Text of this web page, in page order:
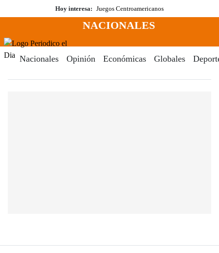
al
Hoy interesa: Juegos Centroamericanos
Menú
NACIONALES
Nacionales Opinión Económicas Globales